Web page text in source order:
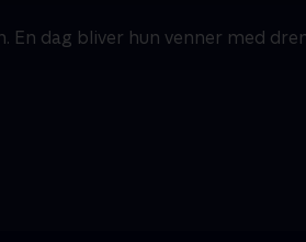
dag bliver hun venner med